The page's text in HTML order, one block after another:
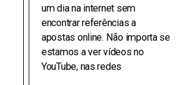
um dia na internet sem
encontrar referências a
apostas online. Não importa se
estamos a ver vídeos no
YouTube, nas redes